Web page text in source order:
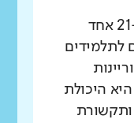
בעידן הדיגיטלי של המאה ה-21 אחד
לתלמידים
היא היכולת